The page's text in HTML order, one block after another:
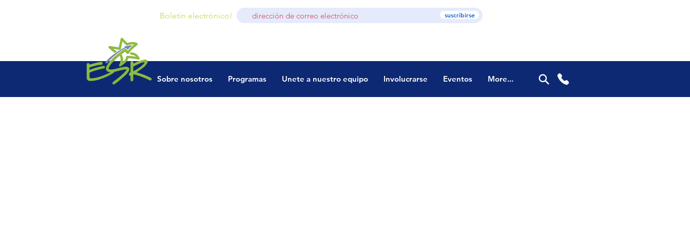
Boletín electrónico! suscribirse
Sobre nosotros Programas Unete a nuestro equipo Involucrarse Eventos More...